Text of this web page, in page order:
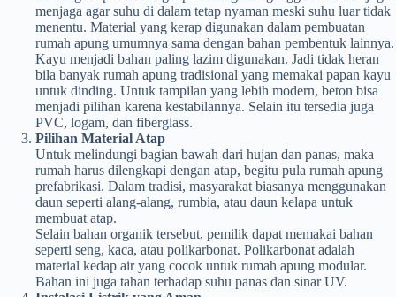
menjaga agar suhu di dalam tetap nyaman meski suhu luar tidak
menentu. Material yang kerap digunakan dalam pembuatan
rumah apung umumnya sama dengan bahan pembentuk lainnya.
Kayu menjadi bahan paling lazim digunakan. Jadi tidak heran
bila banyak rumah apung tradisional yang memakai papan kayu
untuk dinding. Untuk tampilan yang lebih modern, beton bisa
menjadi pilihan karena kestabilannya. Selain itu tersedia juga
PVC, logam, dan fiberglass.
Pilihan Material Atap
Untuk melindungi bagian bawah dari hujan dan panas, maka
rumah harus dilengkapi dengan atap, begitu pula rumah apung
prefabrikasi. Dalam tradisi, masyarakat biasanya menggunakan
daun seperti alang-alang, rumbia, atau daun kelapa untuk
membuat atap.
Selain bahan organik tersebut, pemilik dapat memakai bahan
seperti seng, kaca, atau polikarbonat. Polikarbonat adalah
material kedap air yang cocok untuk rumah apung modular.
Bahan ini juga tahan terhadap suhu panas dan sinar UV.